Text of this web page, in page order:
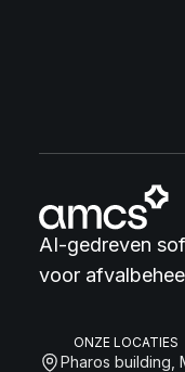
AI-gedreven
voor
ONZE LOCATIES
Pharos building,